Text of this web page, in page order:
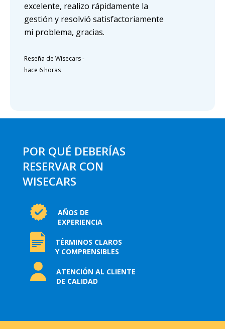
excelente, realizo rápidamente la
gestión y resolvió satisfactoriamente
mi problema, gracias.
Reseña de Wisecars-
hace 6 horas
POR QUÉ DEBERÍAS
RESERVAR CON
WISECARS
AÑOS DE
EXPERIENCIA
TÉRMINOS CLAROS
Y COMPRENSIBLES
ATENCIÓN AL CLIENTE
DE CALIDAD